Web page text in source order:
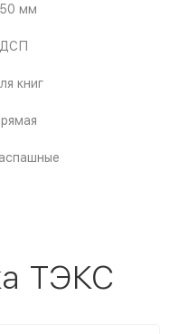
мм
книг
ТЭКС